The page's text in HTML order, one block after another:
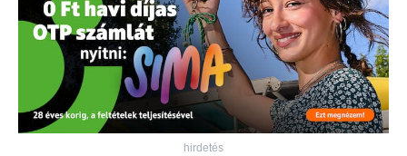
hirdetés